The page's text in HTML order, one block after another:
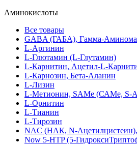
Аминокислоты
Все товары
GABA (ГАБА), Гамма-
L-Аргинин
L-Глютамин (L-Глутамин)
L-Карнитин, Ацетил-L-
L-Карнозин, Бета-Аланин
L-Лизин
L-Метионин, SAMe (САМе, S-
L-Орнитин
L-Тианин
L-Тирозин
NAC (НАК, N-
Now 5-HTP (5-